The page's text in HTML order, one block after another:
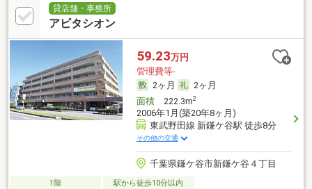
貸店舗・事務所
アビタシオン
59.23万円
管理費等-
2ヶ月
2ヶ月
面積222.3m2
2006年1月(築20年8ヶ月)
東武野田線 新鎌ケ谷駅 徒歩8分
その他の交通
千葉県鎌ケ谷市新鎌ケ谷４丁目
1階 駅から徒歩10分以内